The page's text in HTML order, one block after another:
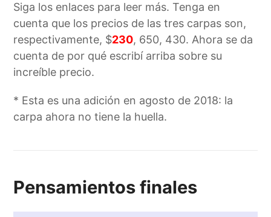
Siga los enlaces para leer más. Tenga en
cuenta que los precios de las tres carpas son,
respectivamente, $230, 650, 430. Ahora se da
cuenta de por qué escribí arriba sobre su
increíble precio.
* Esta es una adición en agosto de 2018: la
carpa ahora no tiene la huella.
Pensamientos finales